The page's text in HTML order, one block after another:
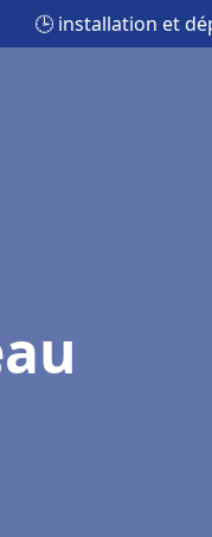
🕒 installation et